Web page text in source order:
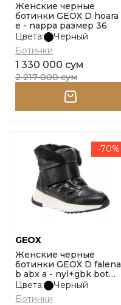
Женские черные
ботинки GEOX D hoara
e - nappa размер 36
Цвета:
Черный
Ботинки
1 330 000 сум
2 217 000 сум
-70%
GEOX
Женские черные
ботинки GEOX D falena
b abx a - nyl+gbk bot
размер 35
Цвета:
Черный
Ботинки